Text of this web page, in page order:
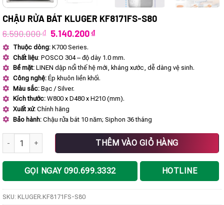
CHẬU RỬA BÁT KLUGER KF8171FS-S80
6.590.000₫ Giá
là:
6.590.000 ₫.
5.140.200₫Giá
là:
5.140.200 ₫.
Thuộc dòng: K700 Series.
Chất liệu: POSCO 304 – độ dày 1.0 mm.
Bề mặt: LINEN dập nổi thế hệ mới, kháng xước, dễ dàng vệ sinh.
Công nghệ: Ép khuôn liền khối.
Màu sắc: Bạc / Silver.
Kích thước: W800 x D480 x H210 (mm).
Xuất xứ: Chính hãng
Bảo hành: Chậu rửa bát 10 năm; Siphon 36 tháng
Chậu rửa bát KLUGER KF8171FS-S80 số lượng
THÊM VÀO GIỎ HÀNG
GỌI NGAY 090.699.3332 HOTLINE
SKU: KLUGER.KF8171FS-S80